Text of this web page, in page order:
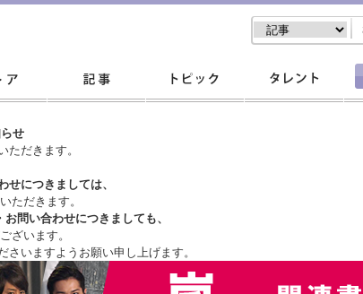
せ
ただきます。
につきましては、
ただきます。
お問い合わせにつきましても、
ざいます。
さいますようお願い申し上げます。